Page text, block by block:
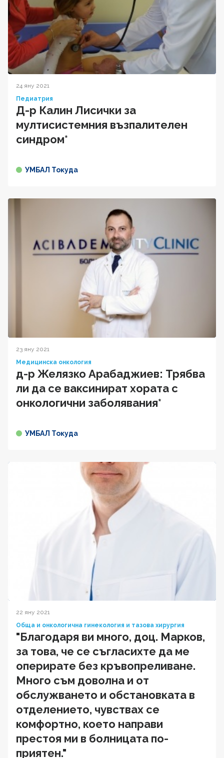
24 яну 2021
Педиатрия
Д-р Калин Лисички за
мултисистемния възпалителен
синдром*
УМБАЛ Токуда
23 яну 2021
Медицинска онкология
д-р Желязко Арабаджиев: Трябва
ли да се ваксинират хората с
онкологични заболявания*
УМБАЛ Токуда
22 яну 2021
Обща и онкологична гинекология и тазова хирургия
"Благодаря ви много, доц. Марков,
за това, че се съгласихте да ме
оперирате без кръвопреливане.
Много съм доволна и от
обслужването и обстановката в
отделението, чувствах се
комфортно, което направи
престоя ми в болницата по-
приятен."